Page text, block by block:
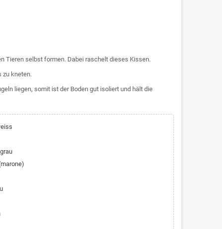
Tieren selbst formen. Dabei raschelt dieses Kissen.
zu kneten.
liegen, somit ist der Boden gut isoliert und hält die